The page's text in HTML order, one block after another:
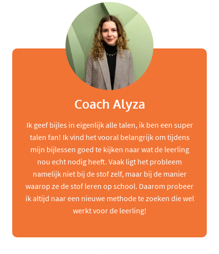
Coach Alyza
Ik geef bijles in eigenlijk alle talen, ik ben een super
talen fan! Ik vind het vooral belangrijk om tijdens
mijn bijlessen goed te kijken naar wat de leerling
nou echt nodig heeft. Vaak ligt het probleem
namelijk niet bij de stof zelf, maar bij de manier
waarop ze de stof leren op school. Daarom probeer
ik altijd naar een nieuwe methode te zoeken die wel
werkt voor de leerling!